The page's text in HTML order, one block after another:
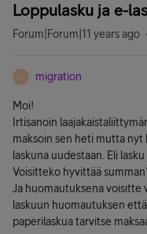
Loppulasku ja e-
Forum|Forum|11 years ago
M migration
Moi!
Irtisanoin
maksoin sen heti mutta
laskuna uudestaan. Eli
Voisitteko hyvittää
Ja huomautuksena voisitte
laskuun huomautuksen
paperilaskua tarvitse